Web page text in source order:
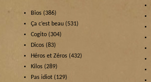
Bios (386)
Ça c’est beau (531)
Cogito (304)
Dicos (83)
Héros et Zéros (432)
Kilos (289)
Pas idiot (129)